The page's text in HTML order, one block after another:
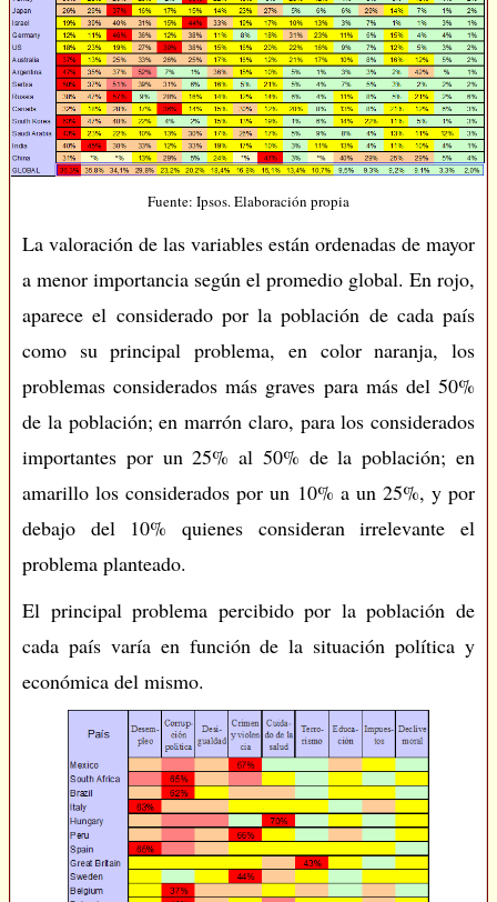
Fuente: Ipsos. Elaboración propia
La valoración de las variables están ordenadas de mayor
a menor importancia según el promedio global. En rojo,
aparece el considerado por la población de cada país
como su principal problema, en color naranja, los
problemas considerados más graves para más del 50%
de la población; en marrón claro, para los considerados
importantes por un 25% al 50% de la población; en
amarillo los considerados por un 10% a un 25%, y por
debajo del 10% quienes consideran irrelevante el
problema planteado.
El principal problema percibido por la población de
cada país varía en función de la situación política y
económica del mismo.